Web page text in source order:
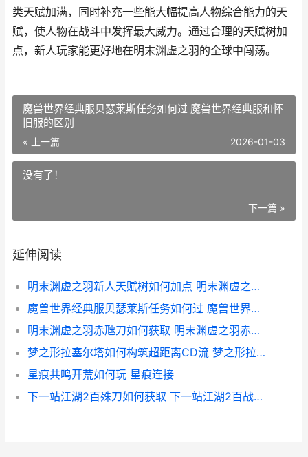
类天赋加满，同时补充一些能大幅提高人物综合能力的天
赋，使人物在战斗中发挥最大威力。通过合理的天赋树加
点，新人玩家能更好地在明末渊虚之羽的全球中闯荡。
魔兽世界经典服贝瑟莱斯任务如何过 魔兽世界经典服和怀
旧服的区别
« 上一篇 2026-01-03
没有了！
下一篇 »
延伸阅读
明末渊虚之羽新人天赋树如何加点 明末渊虚之羽新娘怎么打
魔兽世界经典服贝瑟莱斯任务如何过 魔兽世界经典服和怀旧服的区别
明末渊虚之羽赤虺刀如何获取 明末渊虚之羽赤虺刀搭配
梦之形拉塞尔塔如何构筑超距离CD流 梦之形拉塞尔塔攻略
星痕共鸣开荒如何玩 星痕连接
下一站江湖2百殊刀如何获取 下一站江湖2百战圣功怎么获取